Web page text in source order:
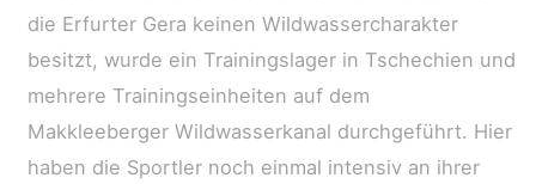
die Erfurter Gera keinen Wildwassercharakter
besitzt, wurde ein Trainingslager in Tschechien und
mehrere Trainingseinheiten auf dem
Makkleeberger Wildwasserkanal durchgeführt. Hier
haben die Sportler noch einmal intensiv an ihrer